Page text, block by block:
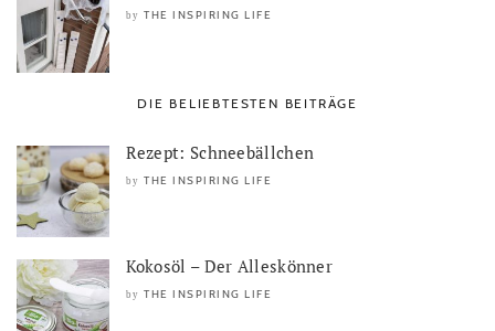
by THE INSPIRING LIFE
DIE BELIEBTESTEN BEITRÄGE
Rezept: Schneebällchen
by THE INSPIRING LIFE
Kokosöl – Der Alleskönner
by THE INSPIRING LIFE